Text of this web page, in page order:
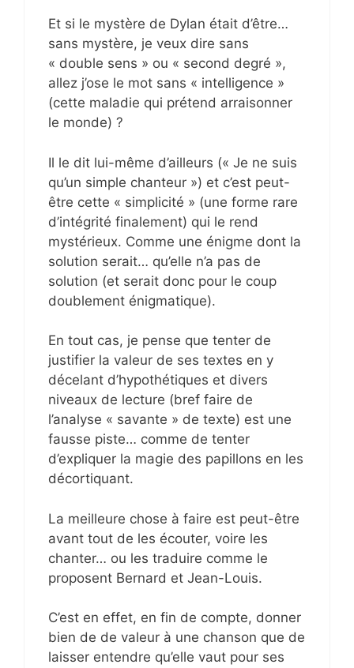
Et si le mystère de Dylan était d’être…
sans mystère, je veux dire sans
« double sens » ou « second degré »,
allez j’ose le mot sans « intelligence »
(cette maladie qui prétend arraisonner
le monde) ?
Il le dit lui-même d’ailleurs (« Je ne suis
qu’un simple chanteur ») et c’est peut-
être cette « simplicité » (une forme rare
d’intégrité finalement) qui le rend
mystérieux. Comme une énigme dont la
solution serait… qu’elle n’a pas de
solution (et serait donc pour le coup
doublement énigmatique).
En tout cas, je pense que tenter de
justifier la valeur de ses textes en y
décelant d’hypothétiques et divers
niveaux de lecture (bref faire de
l’analyse « savante » de texte) est une
fausse piste… comme de tenter
d’expliquer la magie des papillons en les
décortiquant.
La meilleure chose à faire est peut-être
avant tout de les écouter, voire les
chanter… ou les traduire comme le
proposent Bernard et Jean-Louis.
C’est en effet, en fin de compte, donner
bien de de valeur à une chanson que de
laisser entendre qu’elle vaut pour ses